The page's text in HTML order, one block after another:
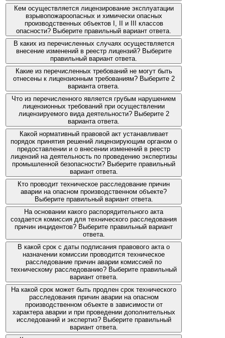
Кем осуществляется лицензирование эксплуатации
взрывопожароопасных и химически опасных
производственных объектов I, II и III классов
опасности? Выберите правильный вариант ответа.
В каких из перечисленных случаях осуществляется
внесение изменений в реестр лицензий? Выберите
правильный вариант ответа.
Какие из перечисленных требований не могут быть
отнесены к лицензионным требованиям? Выберите 2
варианта ответа.
Что из перечисленного является грубым нарушением
лицензионных требований при осуществлении
лицензируемого вида деятельности? Выберите 2
варианта ответа.
Какой нормативный правовой акт устанавливает
порядок принятия решений лицензирующим органом о
предоставлении и о внесении изменений в реестр
лицензий на деятельность по проведению экспертизы
промышленной безопасности? Выберите правильный
вариант ответа.
Кто проводит техническое расследование причин
аварии на опасном производственном объекте?
Выберите правильный вариант ответа.
На основании какого распорядительного акта
создается комиссия для технического расследования
причин инцидентов? Выберите правильный вариант
ответа.
В какой срок с даты подписания правового акта о
назначении комиссии проводится техническое
расследование причин аварии комиссией по
техническому расследованию? Выберите правильный
вариант ответа.
На какой срок может быть продлен срок технического
расследования причин аварии на опасном
производственном объекте в зависимости от
характера аварии и при проведении дополнительных
исследований и экспертиз? Выберите правильный
вариант ответа.